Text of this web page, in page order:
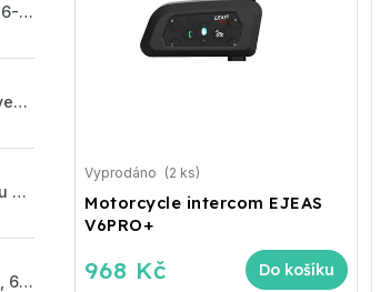
Ochranná hadice pro trubky 16-18mm - modrá
Automatický odvzdušňovací ventil 1/2" se zpětnou klapkou mosazný
Kulový ventil 3/4" s přítlačnou maticí
Axiální teploměr 0 °C - 120 °C, 63 mm
Motorcycle intercom EJEAS
V6PRO+
Vyprodáno (2 ks)
968 Kč Do košíku